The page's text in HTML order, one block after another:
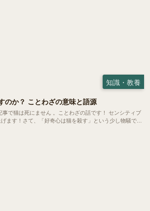
知識・教養
のか？ ことわざの意味と語源
ます！さて、「好奇心は猫を殺す」という少し物騒で、